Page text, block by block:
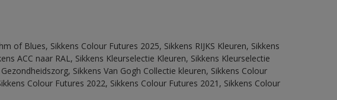
of Blues, Sikkens Colour Futures 2025, Sikkens RIJKS Kleuren, Sikkens
ACC naar RAL, Sikkens Kleurselectie Kleuren, Sikkens Kleurselectie
Sikkens Van Gogh Collectie kleuren, Sikkens Colour
Colour Futures 2022, Sikkens Colour Futures 2021, Sikkens Colour